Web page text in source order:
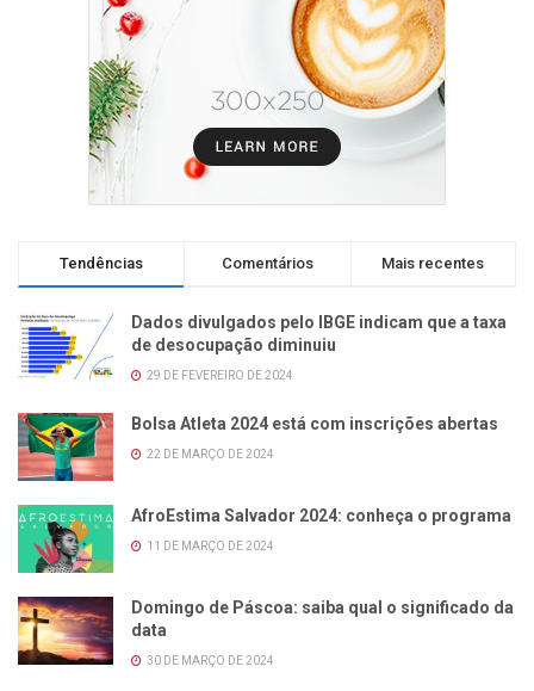
Tendências Comentários Mais recentes
Dados divulgados pelo IBGE indicam que a taxa
de desocupação diminuiu
29 DE FEVEREIRO DE 2024
Bolsa Atleta 2024 está com inscrições abertas
22 DE MARÇO DE 2024
AfroEstima Salvador 2024: conheça o programa
11 DE MARÇO DE 2024
Domingo de Páscoa: saiba qual o significado da
data
30 DE MARÇO DE 2024